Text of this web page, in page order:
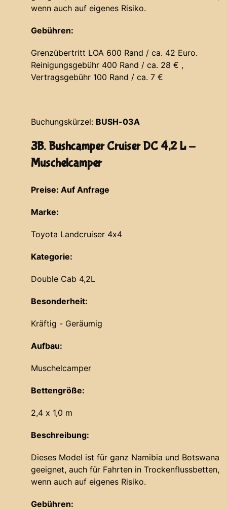
wenn auch auf eigenes Risiko.
Gebühren:
Grenzübertritt LOA 600 Rand / ca. 42 Euro.
Reinigungsgebühr 400 Rand / ca. 28 € ,
Vertragsgebühr 100 Rand / ca. 7 €
Buchungskürzel: BUSH-03A
3B. Bushcamper Cruiser DC 4,2 L -
Muschelcamper
Preise: Auf Anfrage
Marke:
Toyota Landcruiser 4x4
Kategorie:
Double Cab 4,2L
Besonderheit:
Kräftig - Geräumig
Aufbau:
Muschelcamper
Bettengröße:
2,4 x 1,0 m
Beschreibung:
Dieses Model ist für ganz Namibia und Botswana
geeignet, auch für Fahrten in Trockenflussbetten,
wenn auch auf eigenes Risiko.
Gebühren: